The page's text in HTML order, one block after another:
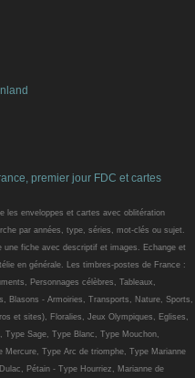
premier jour FDC et cartes
les enveloppes et cartes avec oblitération
par années, type, séries, mot-clés ou sujet.
une fiche avec descriptif et images. Echange et
en générale. Les timbres-postes de France :
Personnages célèbres, Tableaux,
Blasons - Armoiries, Transports, Nature, Sports,
et sites), Floralies, Jeux Olympiques, Eglises,
Type Sage, Type Blanc, Type Mouchon,
Type Arc de triomphe, Type Marianne
Pétain - Type Hourriez, Marianne de